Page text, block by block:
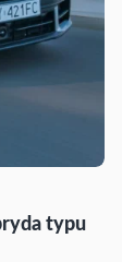
typu